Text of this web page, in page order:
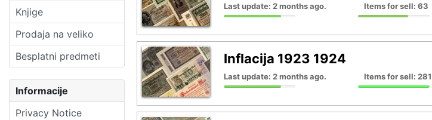
Knjige
Prodaja na veliko
Besplatni predmeti
Informacije
Privacy Notice
Last update: 2 months ago. Items for sell: 63
Inflacija 1923 1924
Last update: 2 months ago. Items for sell: 281